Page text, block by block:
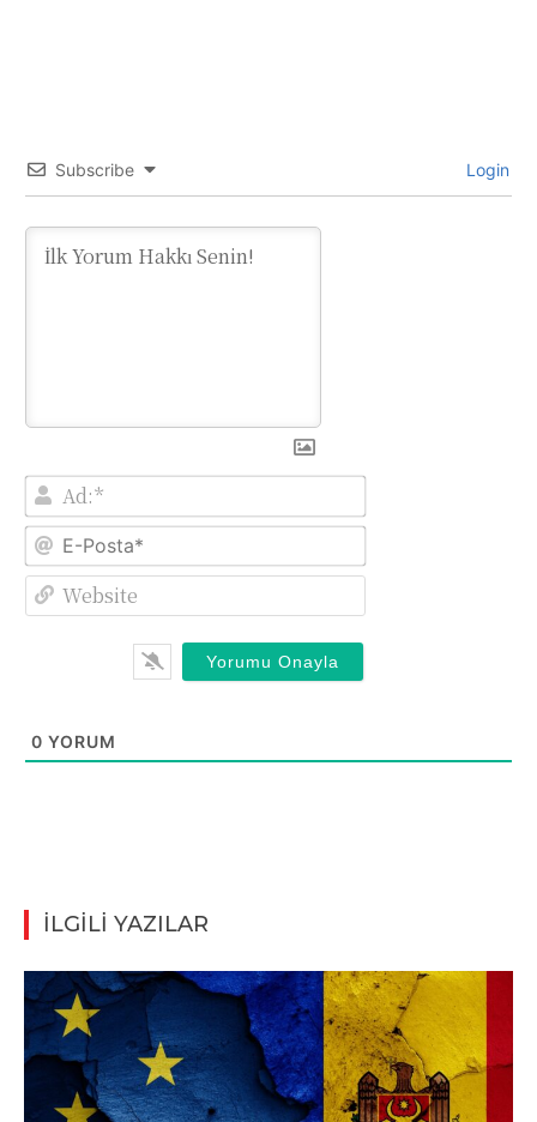
Subscribe Login
Ad:*
E-
0 YORUM
İLGİLİ YAZILAR